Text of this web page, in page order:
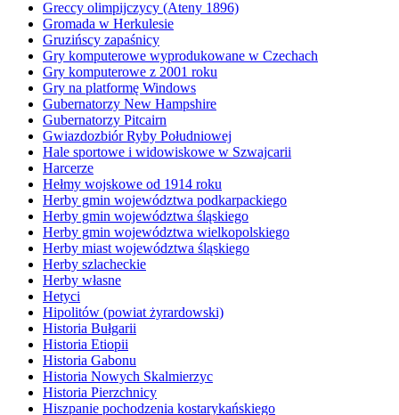
Greccy olimpijczycy (Ateny 1896)
Gromada w Herkulesie
Gruzińscy zapaśnicy
Gry komputerowe wyprodukowane w Czechach
Gry komputerowe z 2001 roku
Gry na platformę Windows
Gubernatorzy New Hampshire
Gubernatorzy Pitcairn
Gwiazdozbiór Ryby Południowej
Hale sportowe i widowiskowe w Szwajcarii
Harcerze
Hełmy wojskowe od 1914 roku
Herby gmin województwa podkarpackiego
Herby gmin województwa śląskiego
Herby gmin województwa wielkopolskiego
Herby miast województwa śląskiego
Herby szlacheckie
Herby własne
Hetyci
Hipolitów (powiat żyrardowski)
Historia Bułgarii
Historia Etiopii
Historia Gabonu
Historia Nowych Skalmierzyc
Historia Pierzchnicy
Hiszpanie pochodzenia kostarykańskiego